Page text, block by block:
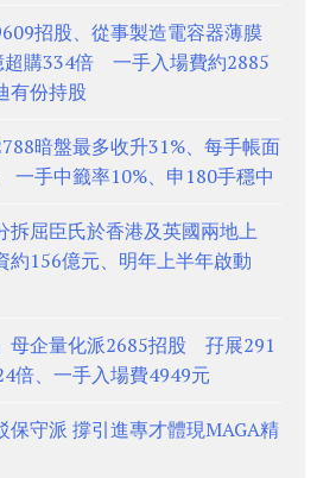
招股、從事製造電容器薄膜
超購334倍 一手入場費約2885
有份持股
暗盤最多收升31%、每手帳面
手中籤率10%、申180手穩中
拆屈臣氏於香港及英國兩地上
156億元、明年上半年啟動
母企量化派2685招股 孖展291
倍、一手入場費4949元
保守派 撐引進專才體現MAGA精